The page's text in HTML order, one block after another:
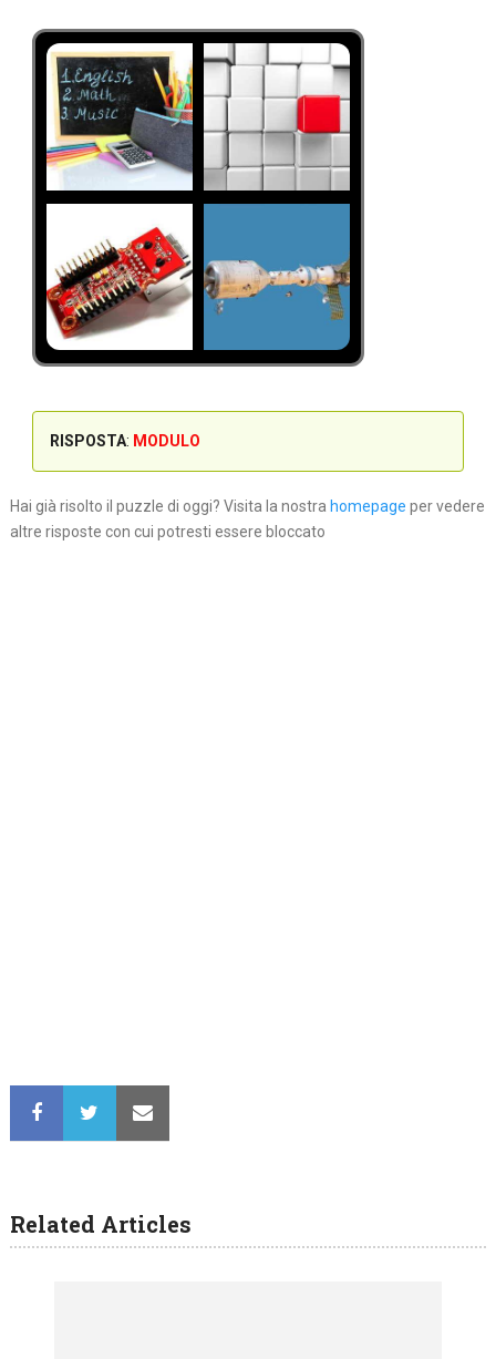
RISPOSTA: MODULO
Hai già risolto il puzzle di oggi? Visita la nostra homepage per vedere
altre risposte con cui potresti essere bloccato
Related Articles